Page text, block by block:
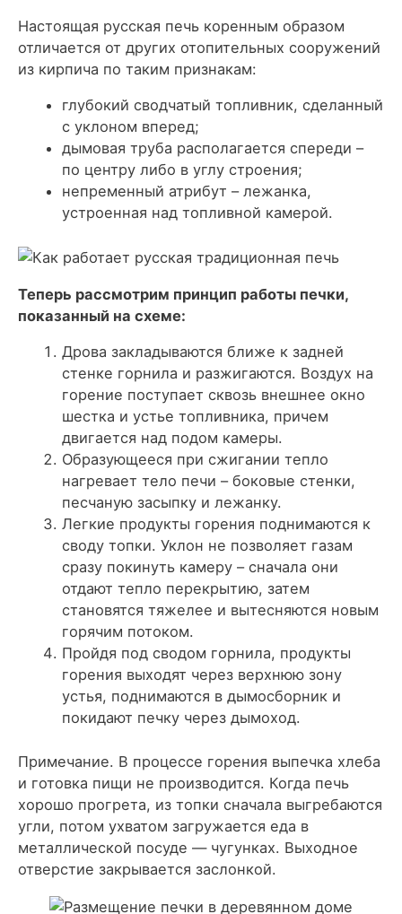
Настоящая русская печь коренным образом
отличается от других отопительных сооружений
из кирпича по таким признакам:
глубокий сводчатый топливник, сделанный
с уклоном вперед;
дымовая труба располагается спереди –
по центру либо в углу строения;
непременный атрибут – лежанка,
устроенная над топливной камерой.
Теперь рассмотрим принцип работы печки,
показанный на схеме:
Дрова закладываются ближе к задней
стенке горнила и разжигаются. Воздух на
горение поступает сквозь внешнее окно
шестка и устье топливника, причем
двигается над подом камеры.
Образующееся при сжигании тепло
нагревает тело печи – боковые стенки,
песчаную засыпку и лежанку.
Легкие продукты горения поднимаются к
своду топки. Уклон не позволяет газам
сразу покинуть камеру – сначала они
отдают тепло перекрытию, затем
становятся тяжелее и вытесняются новым
горячим потоком.
Пройдя под сводом горнила, продукты
горения выходят через верхнюю зону
устья, поднимаются в дымосборник и
покидают печку через дымоход.
Примечание. В процессе горения выпечка хлеба
и готовка пищи не производится. Когда печь
хорошо прогрета, из топки сначала выгребаются
угли, потом ухватом загружается еда в
металлической посуде — чугунках. Выходное
отверстие закрывается заслонкой.